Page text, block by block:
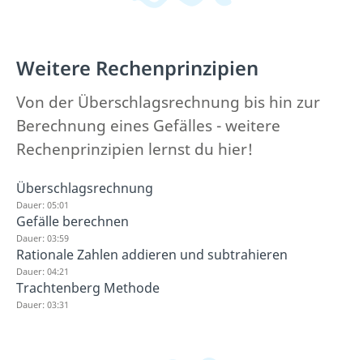
Weitere Rechenprinzipien
Von der Überschlagsrechnung bis hin zur
Berechnung eines Gefälles - weitere
Rechenprinzipien lernst du hier!
Überschlagsrechnung
Dauer: 05:01
Gefälle berechnen
Dauer: 03:59
Rationale Zahlen addieren und subtrahieren
Dauer: 04:21
Trachtenberg Methode
Dauer: 03:31